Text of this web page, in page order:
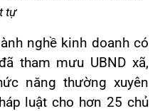
tự
nghề kinh doanh có
tham mưu UBND xã,
năng thường xuyên
luật cho hơn 25 chủ